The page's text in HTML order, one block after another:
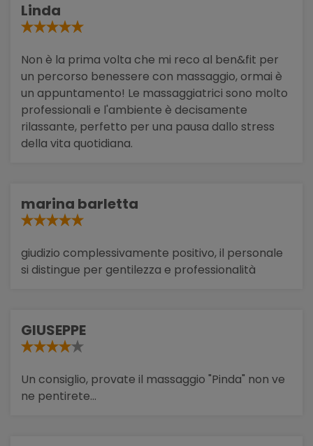
Linda
Non è la prima volta che mi reco al ben&fit per
un percorso benessere con massaggio, ormai è
un appuntamento! Le massaggiatrici sono molto
professionali e l'ambiente è decisamente
rilassante, perfetto per una pausa dallo stress
della vita quotidiana.
marina barletta
giudizio complessivamente positivo, il personale
si distingue per gentilezza e professionalità
GIUSEPPE
Un consiglio, provate il massaggio "Pinda" non ve
ne pentirete...